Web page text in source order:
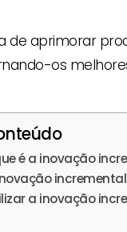
de aprimorar
os
é a inovação
incremental
a inovação